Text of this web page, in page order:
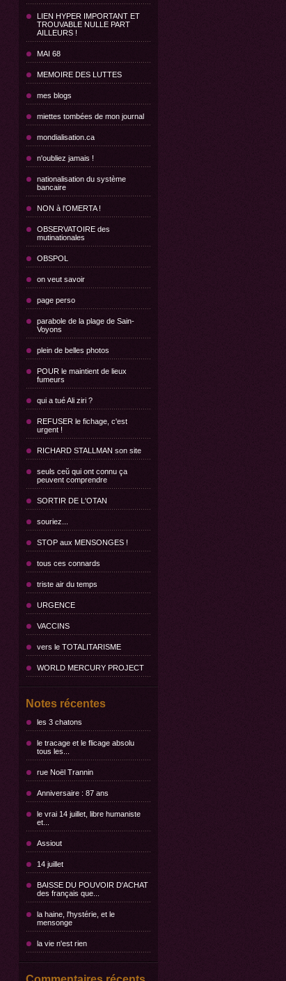
LIEN HYPER IMPORTANT ET
TROUVABLE NULLE PART
AILLEURS !
MAI 68
MEMOIRE DES LUTTES
mes blogs
miettes tombées de mon journal
mondialisation.ca
n'oubliez jamais !
nationalisation du système
bancaire
NON à l'OMERTA !
OBSERVATOIRE des
mutinationales
OBSPOL
on veut savoir
page perso
parabole de la plage de Sain-
Voyons
plein de belles photos
POUR le maintient de lieux
fumeurs
qui a tué Ali ziri ?
REFUSER le fichage, c'est
urgent !
RICHARD STALLMAN son site
seuls ceŭ qui ont connu ça
peuvent comprendre
SORTIR DE L'OTAN
souriez...
STOP aux MENSONGES !
tous ces connards
triste air du temps
URGENCE
VACCINS
vers le TOTALITARISME
WORLD MERCURY PROJECT
Notes récentes
les 3 chatons
le tracage et le flicage absolu
tous les...
rue Noël Trannin
Anniversaire : 87 ans
le vrai 14 juillet, libre humaniste
et...
Assiout
14 juillet
BAISSE DU POUVOIR D'ACHAT
des français que...
la haine, l'hystérie, et le
mensonge
la vie n'est rien